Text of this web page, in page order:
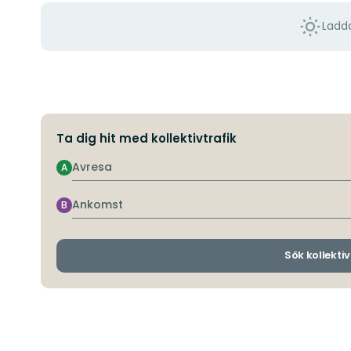
Ta dig hit med kollektivtrafik
Avresa
A
Ankomst
B
Sök